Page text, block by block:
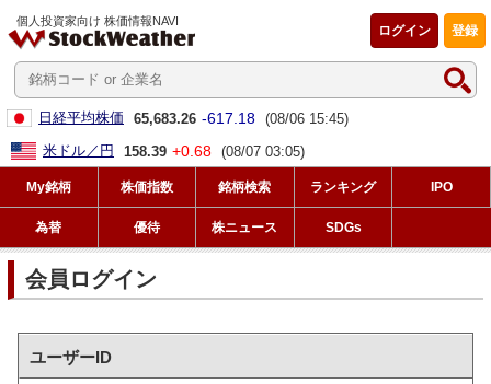
個人投資家向け 株価情報NAVI
登録
ログイン
日経平均株価 65,683.26 -617.18 (08/06 15:45)
米ドル／円
158.39 +0.68 (08/07 03:05)
My銘柄 株価指数 銘柄検索 ランキング IPO
為替 優待 株ニュース SDGs
会員ログイン
ユーザーID